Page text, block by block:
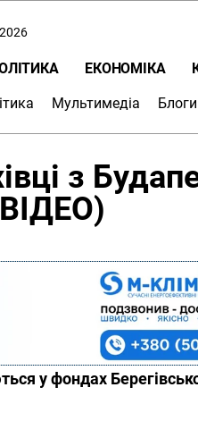
ЕКОНОМІКА
Мультимедіа Блоги
з
у фондах